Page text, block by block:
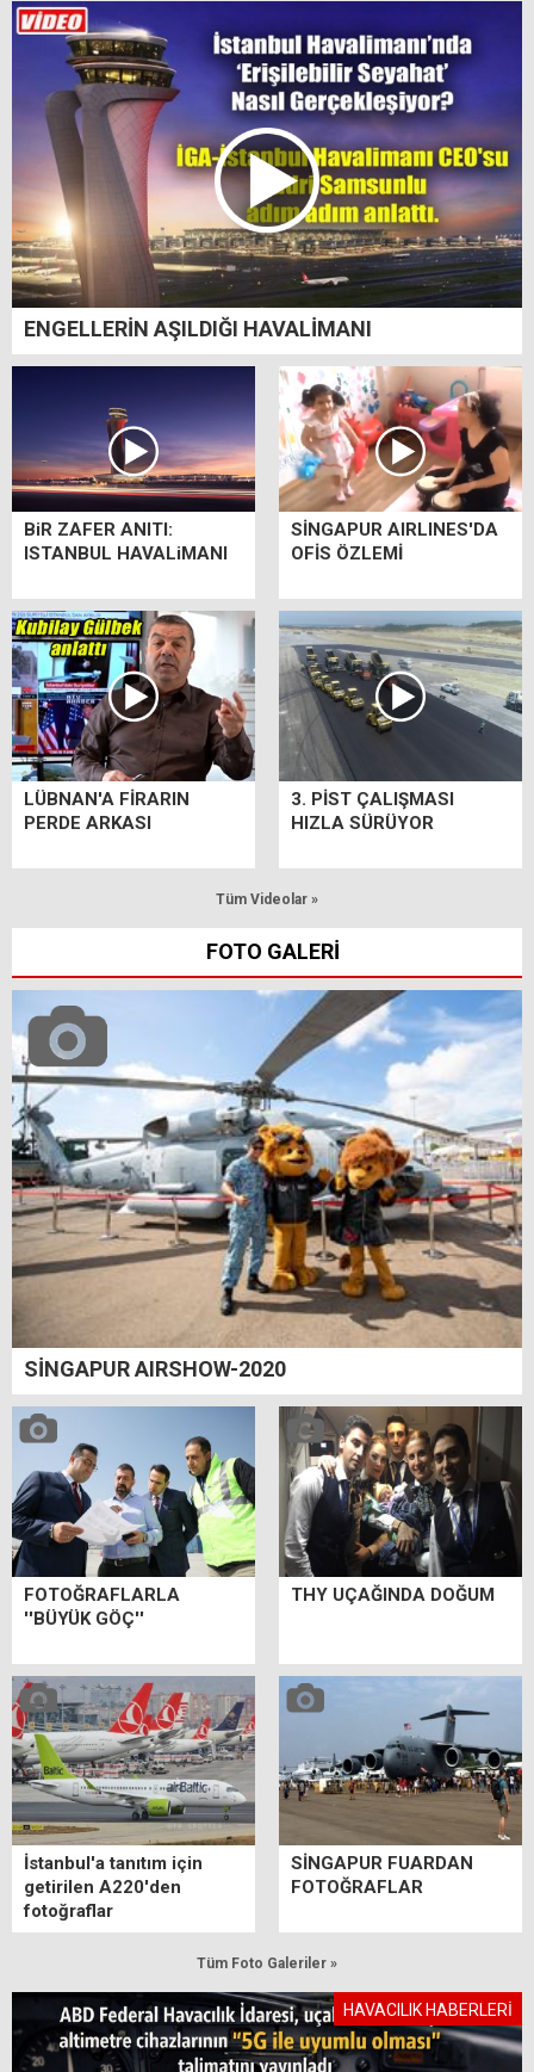
ENGELLERİN AŞILDIĞI HAVALİMANI
BiR ZAFER ANITI:
ISTANBUL HAVALiMANI
SİNGAPUR AIRLINES'DA
OFİS ÖZLEMİ
LÜBNAN'A FİRARIN
PERDE ARKASI
3. PİST ÇALIŞMASI
HIZLA SÜRÜYOR
Tüm Videolar »
FOTO GALERİ
SİNGAPUR AIRSHOW-2020
FOTOĞRAFLARLA
''BÜYÜK GÖÇ''
THY UÇAĞINDA DOĞUM
İstanbul'a tanıtım için
getirilen A220'den
fotoğraflar
SİNGAPUR FUARDAN
FOTOĞRAFLAR
Tüm Foto Galeriler »
HAVACILIK HABERLERİ